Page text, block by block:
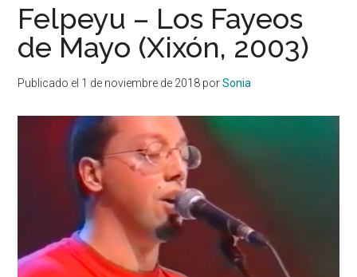
Felpeyu – Los Fayeos
de Mayo (Xixón, 2003)
Publicado el 1 de noviembre de 2018 porSonia